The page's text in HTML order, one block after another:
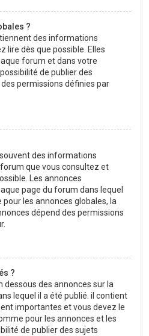
?
des informations
lire dès que possible. Elles
forum et dans votre
de publier des
permissions définies par
des informations
que vous consultez et
Les annonces
page du forum dans lequel
les annonces globales, la
dépend des permissions
?
dessous des annonces sur la
lequel il a été publié. il contient
importantes et vous devez le
pour les annonces et les
de publier des sujets